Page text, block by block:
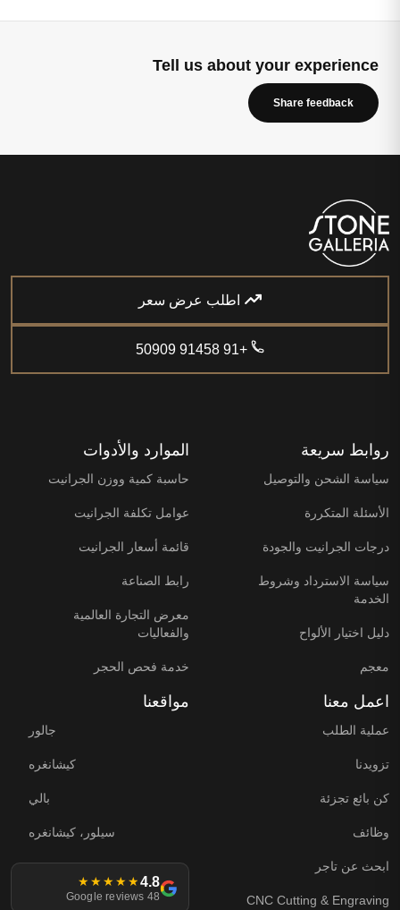
Tell us about your experience
Share feedback
اطلب عرض سعر
+91 91458 50909
روابط سريعة
سياسة الشحن والتوصيل
الأسئلة المتكررة
درجات الجرانيت والجودة
سياسة الاسترداد وشروط
الخدمة
دليل اختيار الألواح
معجم
الموارد والأدوات
حاسبة كمية ووزن الجرانيت
عوامل تكلفة الجرانيت
قائمة أسعار الجرانيت
رابط الصناعة
معرض التجارة العالمية
والفعاليات
خدمة فحص الحجر
اعمل معنا
عملية الطلب
تزويدنا
كن بائع تجزئة
وظائف
ابحث عن تاجر
CNC Cutting & Engraving
مواقعنا
جالور
كيشانغره
بالي
سيلور، كيشانغره
4.8
★★★★★
48 Google reviews